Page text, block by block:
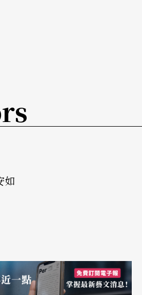
諸多困難的挑戰，包括北藝大
豔的怪手、機場輸送帶、會裂
塔，飛行八十多米，順利降落
年內，他又分別為如果兒童劇
鼓擊樂團，打造了三套不同的
計缺陷，再盡早組合每一個
體問題。然而，時間總是不
如